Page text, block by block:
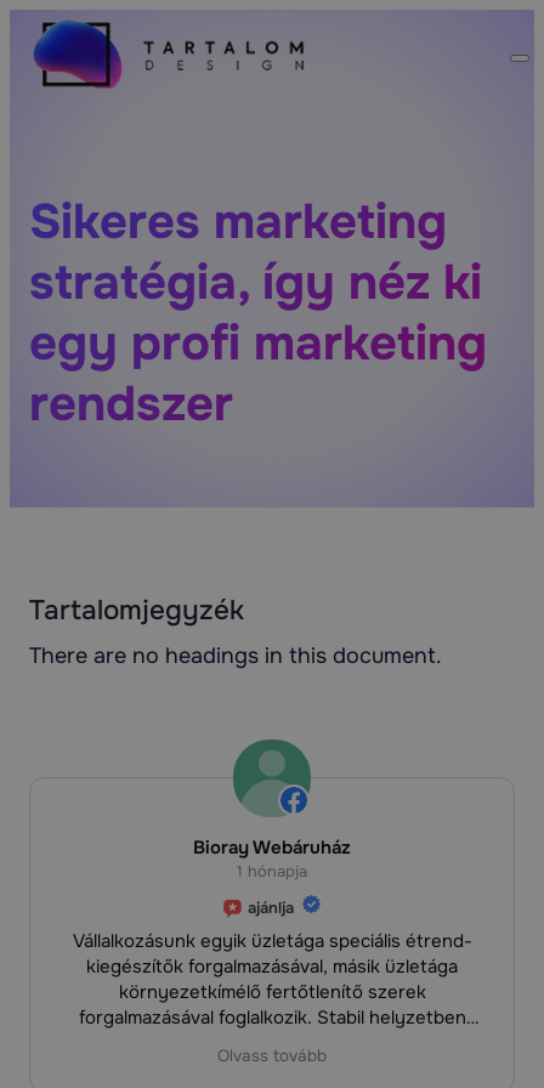
Sikeres marketing
stratégia, így néz ki
egy profi marketing
rendszer
Tartalomjegyzék
There are no headings in this document.
Hajnalka Szabó
1 hónapja
ajánlja
Szépen jönnek a foglalások a mátrai, Fárasztó
Vendégházunkba, ami a Tartalom Design
munkjának köszönhető. Nagyon elégedett és
hálás vagyok. Jó volt a csapattal együtt dolgozni,
mert mindig naprakészen, gyorsan válaszolnak a
kérdéseimre. Határidőre, sőt még van, hogy
Olvass tovább